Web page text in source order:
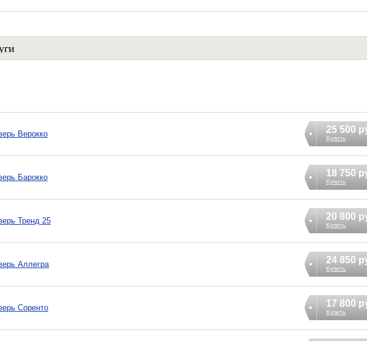
Верокко 25 500
Купить
Барокко 18 750
Купить
Тренд 25 20 800
Купить
Аллегра 24 850
Купить
Соренто 17 800
Купить